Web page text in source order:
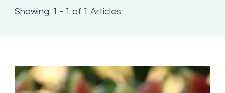
Showing: 1 - 1 of 1 Articles